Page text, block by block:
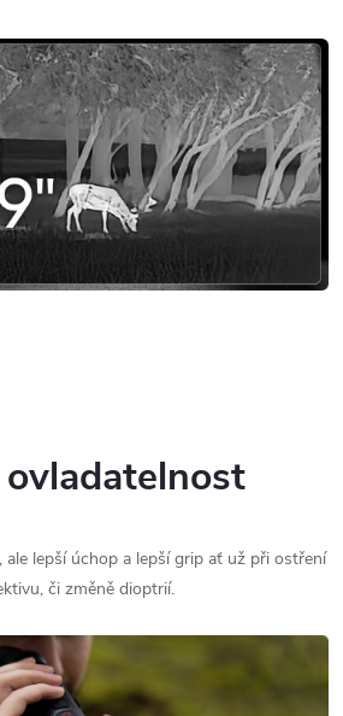
ale lepší úchop a lepší grip ať už při ostření
či změně dioptrií.